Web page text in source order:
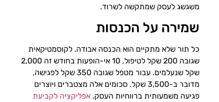
משגשג לעסק שמתקשה לשרוד.
שמירה על הכנסות
כל תור שלא מתקיים הוא הכנסה אבודה. לקוסמטיקאית
שגובה 200 שקל לטיפול, 10 אי-הופעות בחודש זה 2,000
שקל שנעלמים. עבור מטפל שגובה 350 שקל לפגישה,
מדובר ב-3,500 שקל. סכומים אלה מצטברים ויוצרים
פגיעה משמעותית ברווחיות העסק. אפליקציה לקביעת